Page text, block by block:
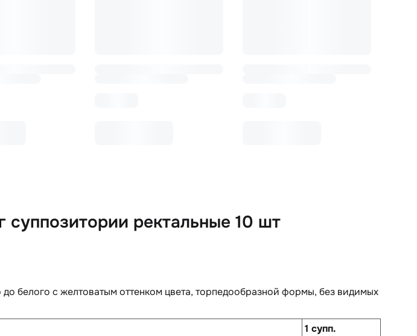
ректальные 10 шт
до белого с желтоватым оттенком цвета, торпедообразной формы, без видимых
1 супп.